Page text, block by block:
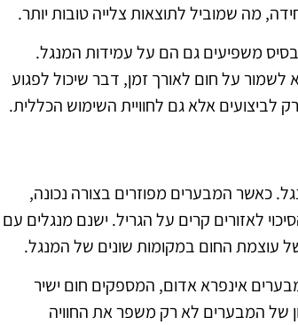
מה שמוביל לתוצאות צלייה טובות יותר.
משפיעים גם הם על עמידות המנגל.
על חום לאורך זמן, דבר שיכול לפגוע
לביצועים אלא גם לחוויית השימוש הכללית.
כאשר המבערים מפוזרים בצורה נכונה,
לאזורים קרים על הגריל. ישנם מנגלים עם
עוצמת החום במקומות שונים של המנגל.
אינפרא אדום, המספקים חום ישיר
של המבערים לא רק משפר את החוויה